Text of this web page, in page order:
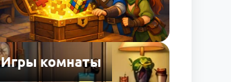
Игры комнаты